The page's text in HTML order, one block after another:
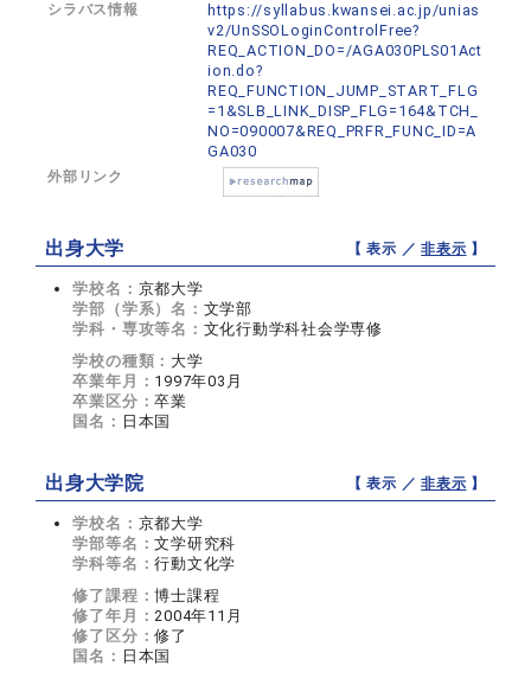
シラバス情報
https://syllabus.kwansei.ac.jp/unias
v2/UnSSOLoginControlFree?
REQ_ACTION_DO=/AGA030PLS01Act
ion.do?
REQ_FUNCTION_JUMP_START_FLG
=1&SLB_LINK_DISP_FLG=164&TCH_
NO=090007&REQ_PRFR_FUNC_ID=A
GA030
外部リンク
出身大学 【 表示 ／非表示 】
学校名： 京都大学
学部（学系）名： 文学部
学科・専攻等名： 文化行動学科社会学専修
学校の種類： 大学
卒業年月： 1997年03月
卒業区分：卒業
国名： 日本国
出身大学院 【 表示 ／非表示 】
学校名： 京都大学
学部等名：文学研究科
学科等名：行動文化学
修了課程：博士課程
修了年月：2004年11月
修了区分：修了
国名： 日本国